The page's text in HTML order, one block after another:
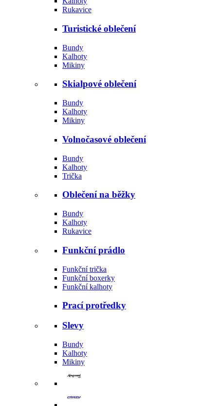
Rukavice
Turistické oblečení
Bundy
Kalhoty
Mikiny
Skialpové oblečení
Bundy
Kalhoty
Mikiny
Volnočasové oblečení
Bundy
Kalhoty
Trička
Oblečení na běžky
Bundy
Kalhoty
Rukavice
Funkční prádlo
Funkční trička
Funkční boxerky
Funkční kalhoty
Prací protředky
Slevy
Bundy
Kalhoty
Mikiny